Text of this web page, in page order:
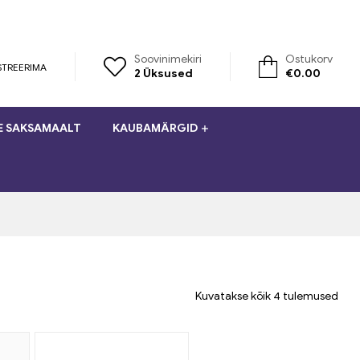
Soovinimekiri
2 Üksused
Ostukorv
€0.00
SAKSAMAALT KAUBAMÄRGID
Kuvatakse kõik 4 tulemused